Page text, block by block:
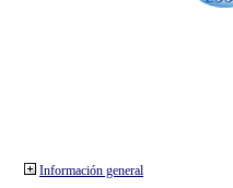
Información general